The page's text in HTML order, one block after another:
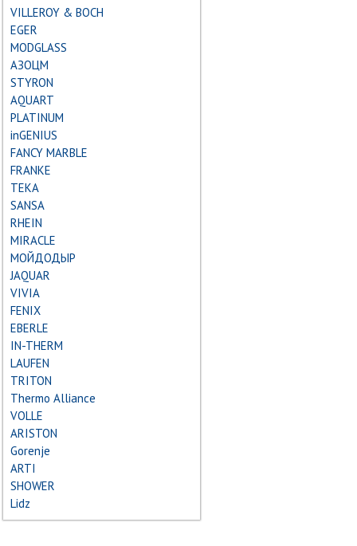
VILLEROY & BOCH
EGER
MODGLASS
АЗОЦМ
STYRON
AQUART
PLATINUM
inGENIUS
FANCY MARBLE
FRANKE
TEKA
SANSA
RHEIN
MIRACLE
МОЙДОДЫР
JAQUAR
VIVIA
FENIX
EBERLE
IN-THERM
LAUFEN
TRITON
Thermo Alliance
VOLLE
ARISTON
Gorenje
ARTI
SHOWER
Lidz